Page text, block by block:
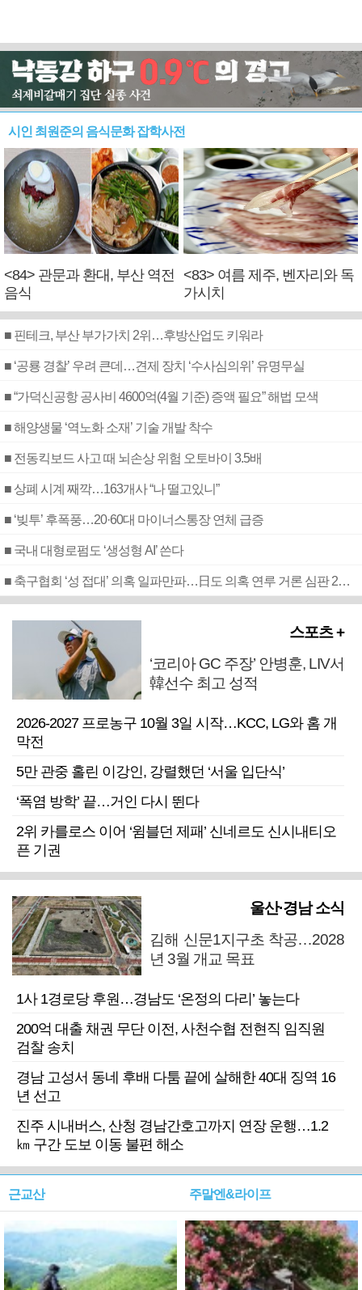
시인 최원준의 음식문화 잡학사전
<84> 관문과 환대, 부산 역전
음식
<83> 여름 제주, 벤자리와 독
가시치
■ 핀테크, 부산 부가가치 2위…후방산업도 키워라
■ ‘공룡 경찰’ 우려 큰데…견제 장치 ‘수사심의위’ 유명무실
■ “가덕신공항 공사비 4600억(4월 기준) 증액 필요” 해법 모색
■ 해양생물 ‘역노화 소재’ 기술 개발 착수
■ 전동킥보드 사고 때 뇌손상 위험 오토바이 3.5배
■ 상폐 시계 째깍…163개사 “나 떨고있니”
■ ‘빚투’ 후폭풍…20·60대 마이너스통장 연체 급증
■ 국내 대형로펌도 ‘생성형 AI’ 쓴다
■ 축구협회 ‘성 접대’ 의혹 일파만파…日도 의혹 연루 거론 심판 2명 조사
스포츠 +
‘코리아 GC 주장’ 안병훈, LIV서
韓선수 최고 성적
2026-2027 프로농구 10월 3일 시작…KCC, LG와 홈 개
막전
5만 관중 홀린 이강인, 강렬했던 ‘서울 입단식’
‘폭염 방학’ 끝…거인 다시 뛴다
2위 카를로스 이어 ‘윔블던 제패’ 신네르도 신시내티오
픈 기권
울산·경남 소식
김해 신문1지구초 착공…2028
년 3월 개교 목표
1사 1경로당 후원…경남도 ‘온정의 다리’ 놓는다
200억 대출 채권 무단 이전, 사천수협 전현직 임직원
검찰 송치
경남 고성서 동네 후배 다툼 끝에 살해한 40대 징역 16
년 선고
진주 시내버스, 산청 경남간호고까지 연장 운행…1.2
㎞ 구간 도보 이동 불편 해소
근교산 주말엔&라이프